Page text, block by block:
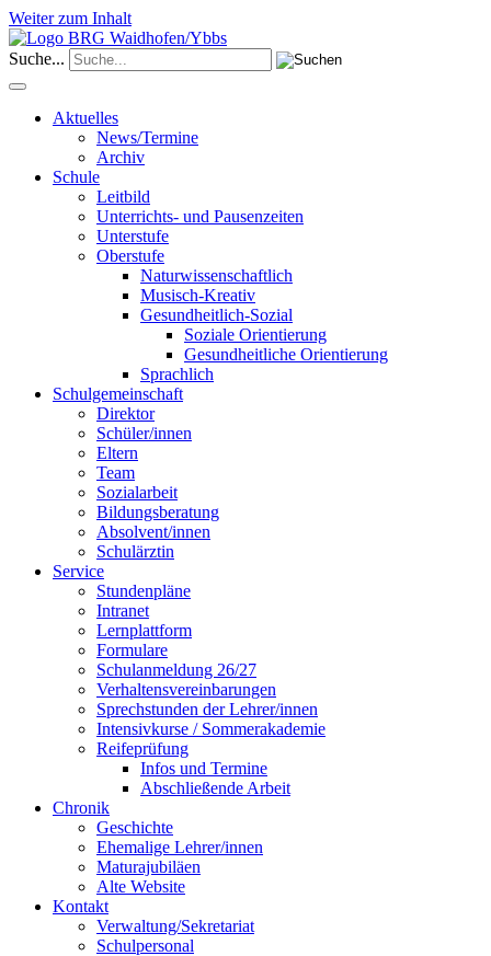
Weiter zum Inhalt
Suche...
Aktuelles
News/Termine
Archiv
Schule
Leitbild
Unterrichts- und Pausenzeiten
Unterstufe
Oberstufe
Naturwissenschaftlich
Musisch-Kreativ
Gesundheitlich-Sozial
Soziale Orientierung
Gesundheitliche Orientierung
Sprachlich
Schulgemeinschaft
Direktor
Schüler/innen
Eltern
Team
Sozialarbeit
Bildungsberatung
Absolvent/innen
Schulärztin
Service
Stundenpläne
Intranet
Lernplattform
Formulare
Schulanmeldung 26/27
Verhaltensvereinbarungen
Sprechstunden der Lehrer/innen
Intensivkurse / Sommerakademie
Reifeprüfung
Infos und Termine
Abschließende Arbeit
Chronik
Geschichte
Ehemalige Lehrer/innen
Maturajubiläen
Alte Website
Kontakt
Verwaltung/Sekretariat
Schulpersonal